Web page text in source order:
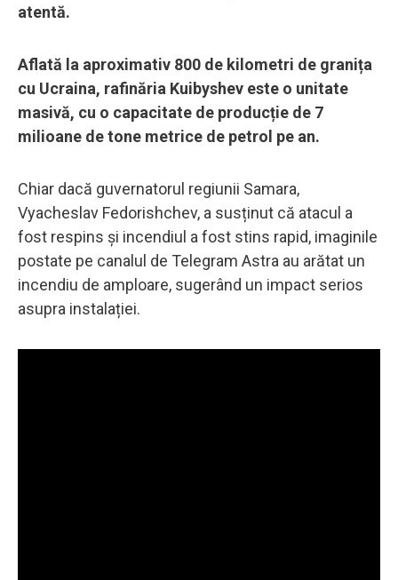
atentă.
Aflată la aproximativ 800 de kilometri de granița
cu Ucraina, rafinăria Kuibyshev este o unitate
masivă, cu o capacitate de producție de 7
milioane de tone metrice de petrol pe an.
Chiar dacă guvernatorul regiunii Samara,
Vyacheslav Fedorishchev, a susținut că atacul a
fost respins și incendiul a fost stins rapid, imaginile
postate pe canalul de Telegram Astra au arătat un
incendiu de amploare, sugerând un impact serios
asupra instalației.